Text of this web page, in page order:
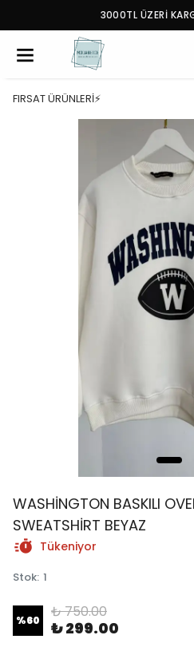
3000TL ÜZERİ
FIRSAT ÜRÜNLERİ⚡
WASHİNGTON BASKILI
SWEATSHİRT BEYAZ
Tükeniyor
Stok: 1
%60 ₺ 750.00
₺ 299.00